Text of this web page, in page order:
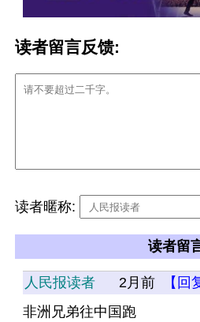
读者留言反馈:
读者暱称:
读者留
人民报读者 2月前
【回
非洲兄弟往中国跑